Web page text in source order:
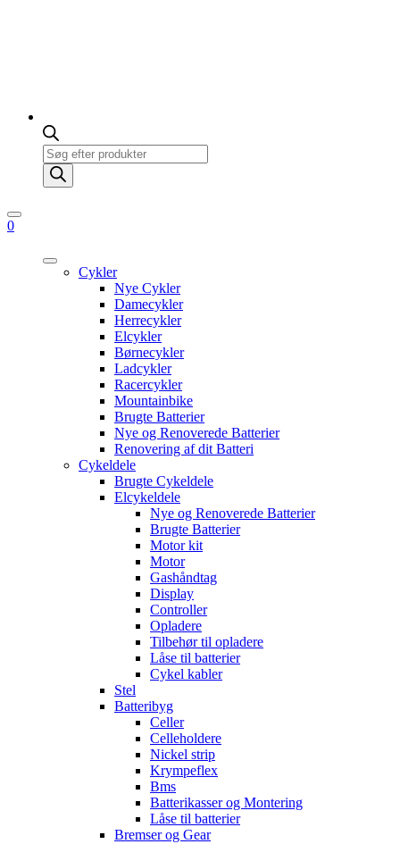
Products
search
0
Cykler
Nye Cykler
Damecykler
Herrecykler
Elcykler
Børnecykler
Ladcykler
Racercykler
Mountainbike
Brugte Batterier
Nye og Renoverede Batterier
Renovering af dit Batteri
Cykeldele
Brugte Cykeldele
Elcykeldele
Nye og Renoverede Batterier
Brugte Batterier
Motor kit
Motor
Gashåndtag
Display
Controller
Opladere
Tilbehør til opladere
Låse til batterier
Cykel kabler
Stel
Batteribyg
Celler
Celleholdere
Nickel strip
Krympeflex
Bms
Batterikasser og Montering
Låse til batterier
Bremser og Gear